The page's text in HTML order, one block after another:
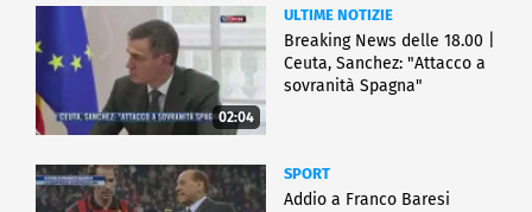
02:04
ULTIME NOTIZIE
Breaking News delle 18.00 |
Ceuta, Sanchez: "Attacco a
sovranità Spagna"
SPORT
Addio a Franco Baresi